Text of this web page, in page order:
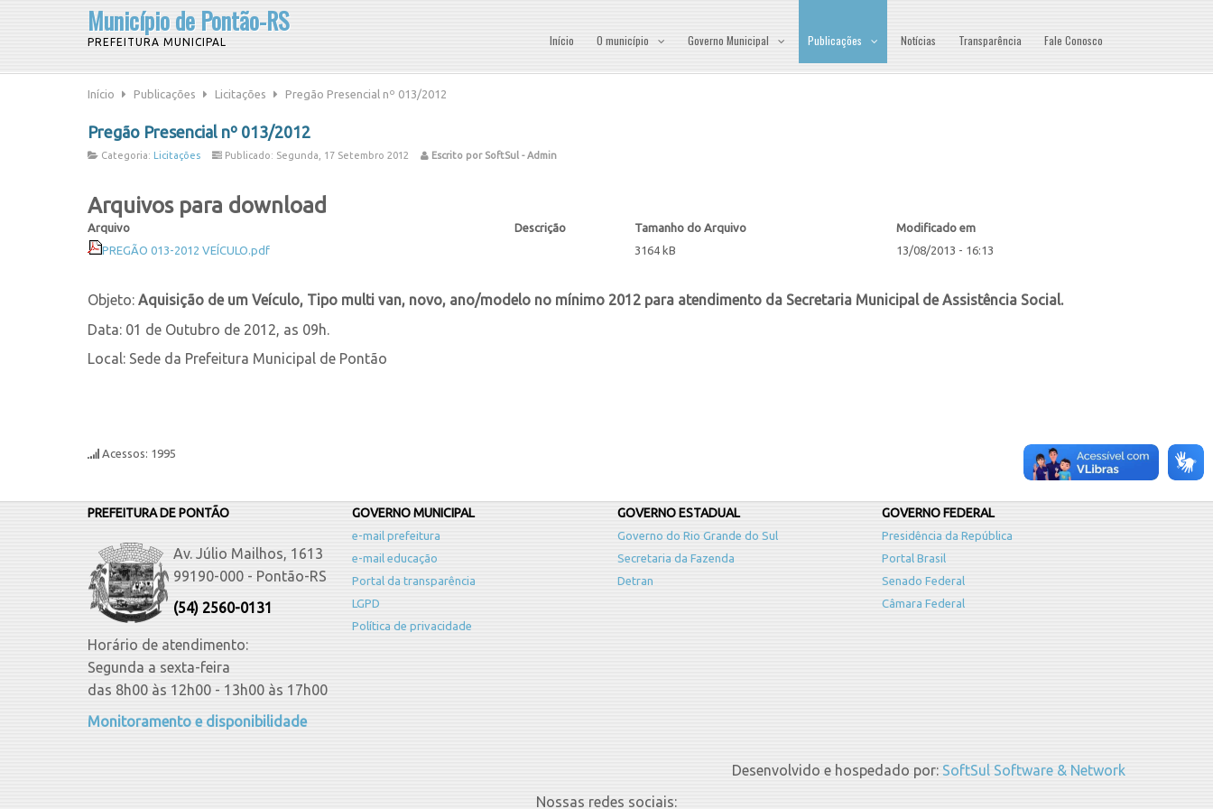
Município de Pontão-RS
PREFEITURA MUNICIPAL Início O município Governo Municipal Publicações Notícias Transparência Fale Conosco
Início Publicações Licitações Pregão Presencial nº 013/2012
Pregão Presencial nº 013/2012
Categoria: Licitações Publicado: Segunda, 17 Setembro 2012 Escrito por SoftSul - Admin
Arquivos para download
Arquivo Descrição Tamanho do Arquivo
Modificado em
PREGÃO 013-2012 VEÍCULO.pdf
3164 kB 13/08/2013 - 16:13
Objeto: Aquisição de um Veículo, Tipo multi van, novo, ano/modelo no mínimo 2012 para atendimento da Secretaria Municipal de Assistência Social.
Data: 01 de Outubro de 2012, as 09h.
Local: Sede da Prefeitura Municipal de Pontão
Acessos: 1995
PREFEITURA DE PONTÃO
Av. Júlio Mailhos, 1613
99190-000 - Pontão-RS
(54) 2560-0131
Horário de atendimento:
Segunda a sexta-feira
das 8h00 às 12h00 - 13h00 às 17h00
Monitoramento e disponibilidade
GOVERNO MUNICIPAL
e-mail prefeitura
e-mail educação
Portal da transparência
LGPD
Política de privacidade
GOVERNO ESTADUAL
Governo do Rio Grande do Sul
Secretaria da Fazenda
Detran
GOVERNO FEDERAL
Presidência da República
Portal Brasil
Senado Federal
Câmara Federal
Desenvolvido e hospedado por: SoftSul Software & Network
Nossas redes sociais: